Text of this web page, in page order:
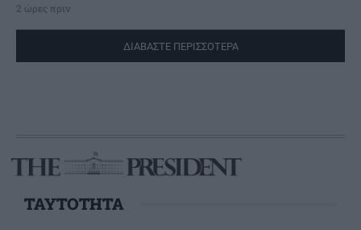
2 ώρες πριν
ΔΙΑΒΑΣΤΕ ΠΕΡΙΣΣΟΤΕΡΑ
TAYTOTHTA